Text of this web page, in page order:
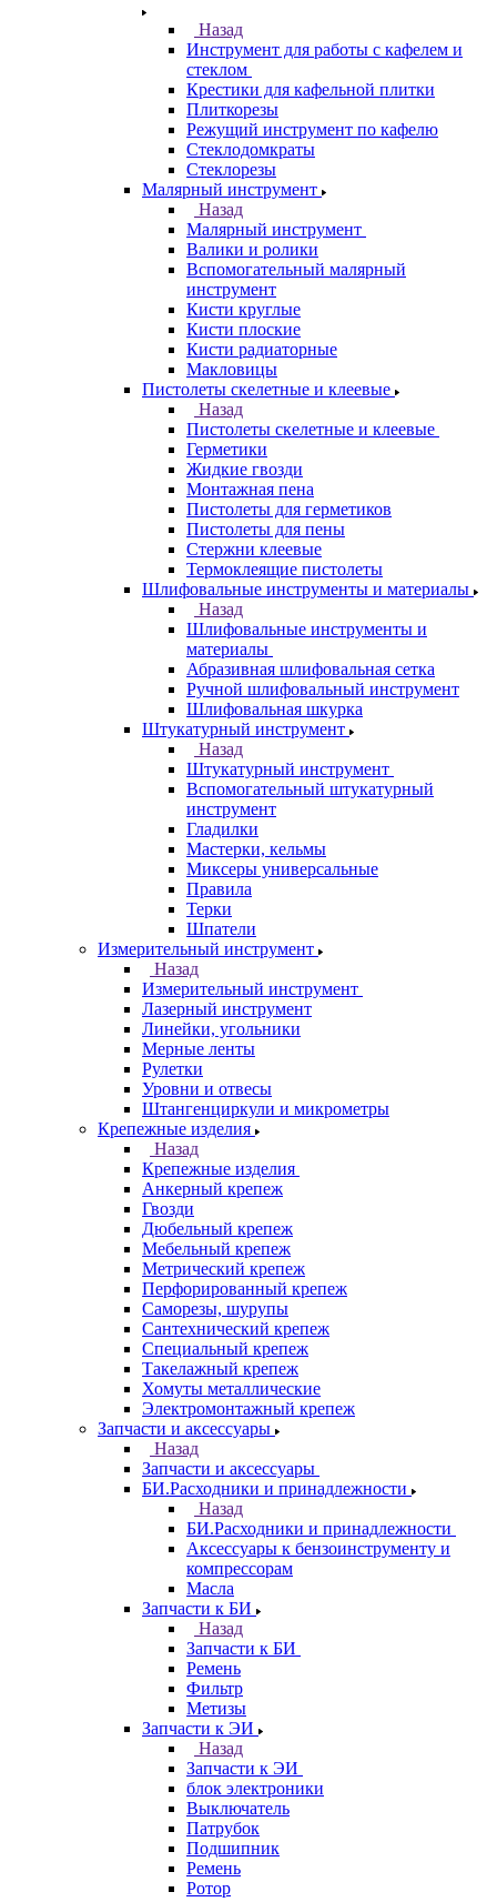
Назад
Инструмент для работы с кафелем и
стеклом
Крестики для кафельной плитки
Плиткорезы
Режущий инструмент по кафелю
Стеклодомкраты
Стеклорезы
Малярный инструмент
Назад
Малярный инструмент
Валики и ролики
Вспомогательный малярный
инструмент
Кисти круглые
Кисти плоские
Кисти радиаторные
Макловицы
Пистолеты скелетные и клеевые
Назад
Пистолеты скелетные и клеевые
Герметики
Жидкие гвозди
Монтажная пена
Пистолеты для герметиков
Пистолеты для пены
Стержни клеевые
Термоклеящие пистолеты
Шлифовальные инструменты и материалы
Назад
Шлифовальные инструменты и
материалы
Абразивная шлифовальная сетка
Ручной шлифовальный инструмент
Шлифовальная шкурка
Штукатурный инструмент
Назад
Штукатурный инструмент
Вспомогательный штукатурный
инструмент
Гладилки
Мастерки, кельмы
Миксеры универсальные
Правила
Терки
Шпатели
Измерительный инструмент
Назад
Измерительный инструмент
Лазерный инструмент
Линейки, угольники
Мерные ленты
Рулетки
Уровни и отвесы
Штангенциркули и микрометры
Крепежные изделия
Назад
Крепежные изделия
Анкерный крепеж
Гвозди
Дюбельный крепеж
Мебельный крепеж
Метрический крепеж
Перфорированный крепеж
Саморезы, шурупы
Сантехнический крепеж
Специальный крепеж
Такелажный крепеж
Хомуты металлические
Электромонтажный крепеж
Запчасти и аксессуары
Назад
Запчасти и аксессуары
БИ.Расходники и принадлежности
Назад
БИ.Расходники и принадлежности
Аксессуары к бензоинструменту и
компрессорам
Масла
Запчасти к БИ
Назад
Запчасти к БИ
Ремень
Фильтр
Метизы
Запчасти к ЭИ
Назад
Запчасти к ЭИ
блок электроники
Выключатель
Патрубок
Подшипник
Ремень
Ротор